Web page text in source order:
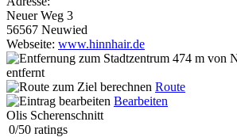
Neuer Weg 3
56567 Neuwied
Webseite: www.hinnhair.de
474 m von
entfernt
Route
Bearbeiten
Olis Scherenschnitt
0/50 ratings